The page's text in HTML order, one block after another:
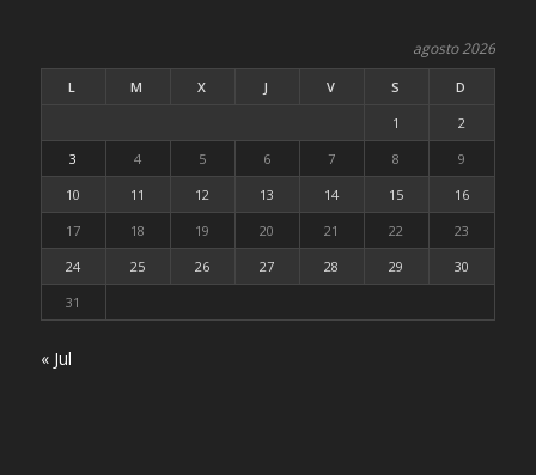
agosto 2026
L M X J V S
D
1
2
3
4 5 6 7 8
9
10
11 12 13 14 15
16
17
18 19 20 21 22
23
24
25 26 27 28 29
30
31
« Jul